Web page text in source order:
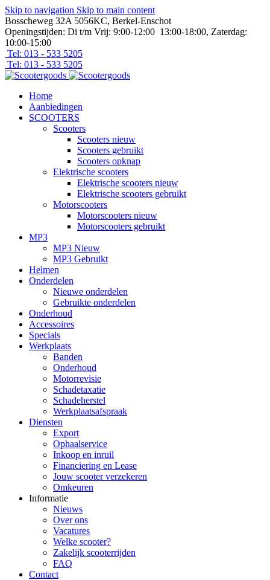
Skip to navigation Skip to main content
Bosscheweg 32A 5056KC, Berkel-Enschot
Openingstijden: Di t/m Vrij: 9:00-12:00 13:00-18:00, Zaterdag:
10:00-15:00
Tel: 013 - 533 5205
Tel: 013 - 533 5205
Home
Aanbiedingen
SCOOTERS
Scooters
Scooters nieuw
Scooters gebruikt
Scooters opknap
Elektrische scooters
Elektrische scooters nieuw
Elektrische scooters gebruikt
Motorscooters
Motorscooters nieuw
Motorscooters gebruikt
MP3
MP3 Nieuw
MP3 Gebruikt
Helmen
Onderdelen
Nieuwe onderdelen
Gebruikte onderdelen
Onderhoud
Accessoires
Specials
Werkplaats
Banden
Onderhoud
Motorrevisie
Schadetaxatie
Schadeherstel
Werkplaatsafspraak
Diensten
Export
Ophaalservice
Inkoop en inruil
Financiering en Lease
Jouw scooter verzekeren
Omkeuren
Informatie
Nieuws
Over ons
Vacatures
Welke scooter?
Zakelijk scooterrijden
FAQ
Contact